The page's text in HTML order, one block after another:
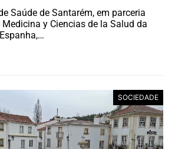
Saúde de Santarém, em parceria
y Ciencias de la Salud da
SOCIEDADE